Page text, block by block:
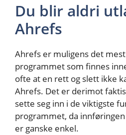
Du blir aldri
Ahrefs
Ahrefs er muligens det
programmet som finnes
ofte at en rett og slett ikke
Ahrefs. Det er derimot
sette seg inn i de viktigste
programmet, da
er ganske enkel.